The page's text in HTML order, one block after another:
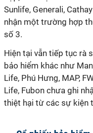
Sunlife, Generali,
nhận một trường hợp
số 3.
Hiện tại vẫn tiếp tục rà
bảo hiểm khác như
Life, Phú Hưng, MAP,
Life, Fubon chưa ghi
thiệt hại từ các sự kiện